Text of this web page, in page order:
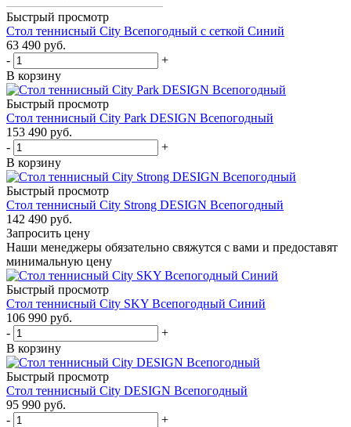
Быстрый просмотр
Стол теннисный City Всепогодный с сеткой Синий
63 490 руб.
-
+
В корзину
Быстрый просмотр
Стол теннисный City Park DESIGN Всепогодный
153 490 руб.
-
+
В корзину
Быстрый просмотр
Стол теннисный City Strong DESIGN Всепогодный
142 490 руб.
Запросить цену
Наши менеджеры обязательно свяжутся с вами и предоставят
минимальную цену
Быстрый просмотр
Стол теннисный City SKY Всепогодный Синий
106 990 руб.
-
+
В корзину
Быстрый просмотр
Стол теннисный City DESIGN Всепогодный
95 990 руб.
-
+